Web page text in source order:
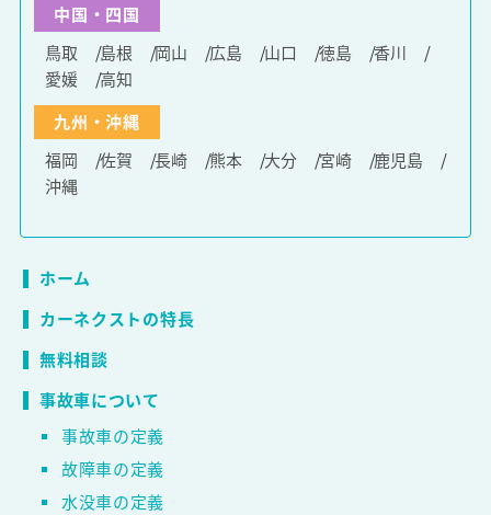
中国・四国
鳥取
島根 岡山 広島 山口 徳島
香川
愛媛
高知
九州・沖縄
福岡
佐賀 長崎 熊本 大分 宮崎
鹿児島
沖縄
ホーム
カーネクストの特長
無料相談
事故車について
事故車の定義
故障車の定義
水没車の定義